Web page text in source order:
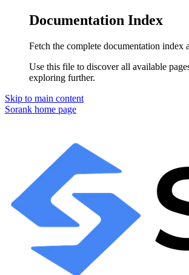
Documentation Index
Fetch the complete documentation index
Use this file to discover all available
exploring further.
Skip to main content
Sorank home page